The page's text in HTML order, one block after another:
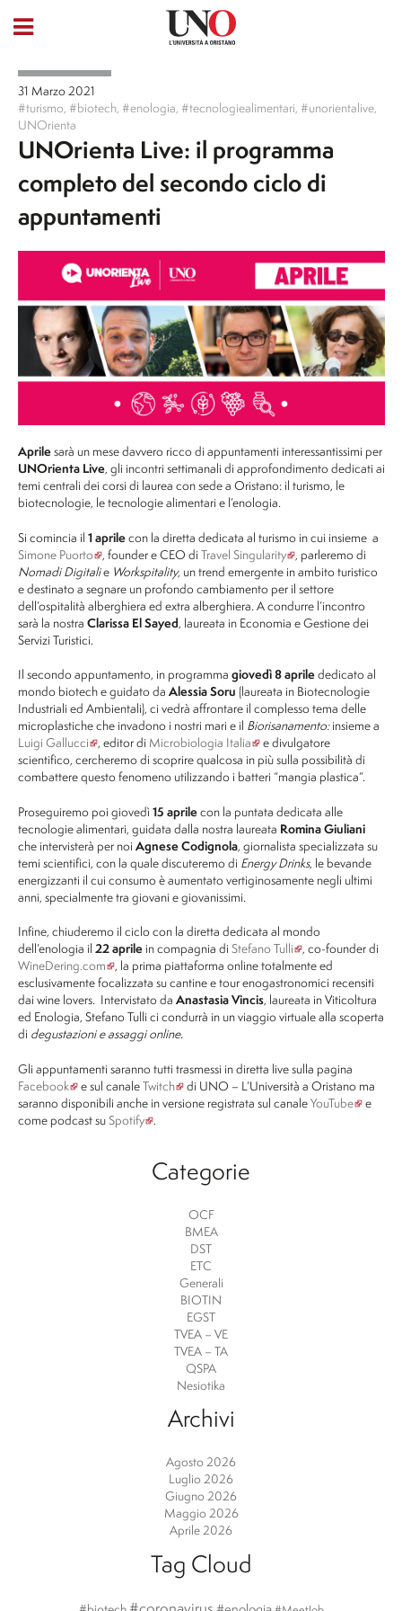
31 Marzo 2021
#turismo, #biotech, #enologia, #tecnologiealimentari, #unorientalive,
UNOrienta
UNOrienta Live: il programma
completo del secondo ciclo di
appuntamenti
Aprilesarà un mese davvero ricco di appuntamenti interessantissimi per
UNOrienta Live, gli incontri settimanali di approfondimento dedicati ai
temi centrali dei corsi di laurea con sede a Oristano: il turismo, le
biotecnologie, le tecnologie alimentari e l’enologia.
Si comincia il 1 aprilecon la diretta dedicata al turismo in cui insieme a
Simone Puorto , founder e CEO di Travel Singularity , parleremo di
Nomadi Digitalie Workspitality, un trend emergente in ambito turistico
e destinato a segnare un profondo cambiamento per il settore
dell’ospitalità alberghiera ed extra alberghiera. A condurre l’incontro
sarà la nostra Clarissa El Sayed, laureata in Economia e Gestione dei
Servizi Turistici.
Il secondo appuntamento, in programma giovedì 8 aprilededicato al
mondo biotech e guidato da Alessia Soru (laureata in Biotecnologie
Industriali ed Ambientali), ci vedrà affrontare il complesso tema delle
microplastiche che invadono i nostri mari e il Biorisanamento:insieme a
Luigi Gallucci , editor di Microbiologia Italia
e divulgatore
scientifico, cercheremo di scoprire qualcosa in più sulla possibilità di
combattere questo fenomeno utilizzando i batteri “mangia plastica”.
Proseguiremo poi giovedì 15 aprilecon la puntata dedicata alle
tecnologie alimentari, guidata dalla nostra laureata Romina Giuliani
che intervisterà per noi Agnese Codignola, giornalista specializzata su
temi scientifici, con la quale discuteremo di Energy Drinks, le bevande
energizzanti il cui consumo è aumentato vertiginosamente negli ultimi
anni, specialmente tra giovani e giovanissimi.
Infine, chiuderemo il ciclo con la diretta dedicata al mondo
dell’enologia il 22 aprile in compagnia di Stefano Tulli , co-founder di
WineDering.com , la prima piattaforma online totalmente ed
esclusivamente focalizzata su cantine e tour enogastronomici recensiti
dai wine lovers. Intervistato da Anastasia Vincis, laureata in Viticoltura
ed Enologia, Stefano Tulli ci condurrà in un viaggio virtuale alla scoperta
di degustazioni e assaggi online.
Gli appuntamenti saranno tutti trasmessi in diretta live sulla pagina
Facebook e sul canaleTwitch
di UNO – L’Università a Oristano ma
saranno disponibili anche in versione registrata sul canaleYouTube e
come podcast suSpotify .
Categorie
OCF
BMEA
DST
ETC
Generali
BIOTIN
EGST
TVEA – VE
TVEA – TA
QSPA
Nesiotika
Archivi
Agosto 2026
Luglio 2026
Giugno 2026
Maggio 2026
Aprile 2026
Tag Cloud